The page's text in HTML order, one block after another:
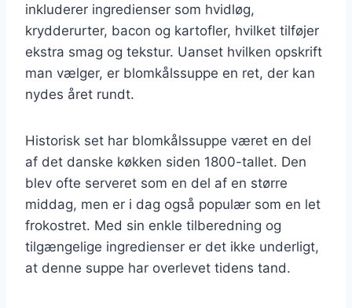
inkluderer ingredienser som hvidløg,
krydderurter, bacon og kartofler, hvilket tilføjer
ekstra smag og tekstur. Uanset hvilken opskrift
man vælger, er blomkålssuppe en ret, der kan
nydes året rundt.
Historisk set har blomkålssuppe været en del
af det danske køkken siden 1800-tallet. Den
blev ofte serveret som en del af en større
middag, men er i dag også populær som en let
frokostret. Med sin enkle tilberedning og
tilgængelige ingredienser er det ikke underligt,
at denne suppe har overlevet tidens tand.